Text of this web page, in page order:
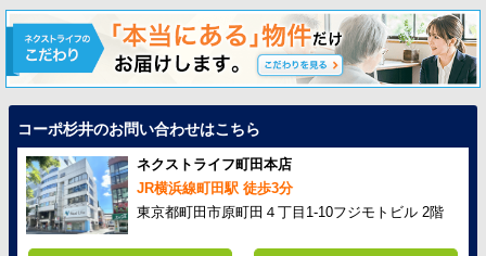
コーポ杉井のお問い合わせはこちら
ネクストライフ町田本店
JR横浜線町田駅 徒歩3分
東京都町田市原町田４丁目1-10フジモトビル 2階